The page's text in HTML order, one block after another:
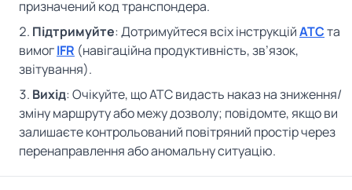
призначений код транспондера.
Підтримуйте: Дотримуйтеся всіх інструкційATCта
вимогIFR (навігаційна продуктивність, зв’язок,
звітування).
Вихід: Очікуйте, що ATC видасть наказ на зниження/
зміну маршруту або межу дозволу; повідомте, якщо ви
залишаєте контрольований повітряний простір через
перенаправлення або аномальну ситуацію.